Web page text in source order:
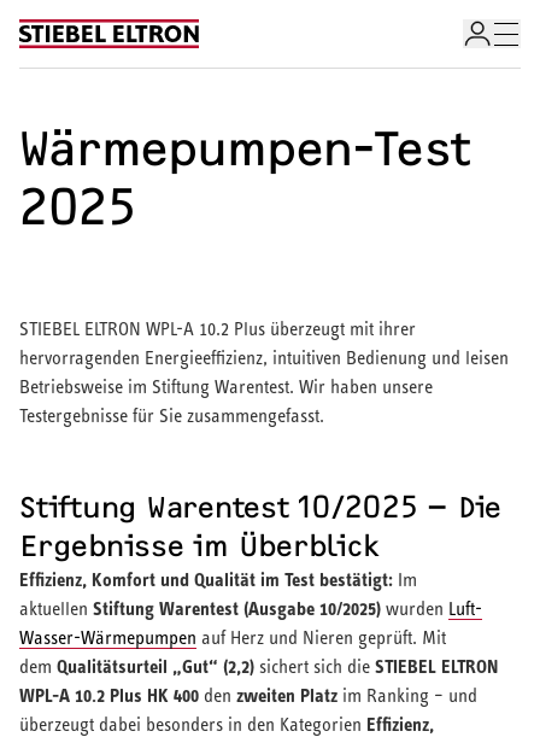
Wärmepumpe im Überblick
Wärmepumpe-Arten
Wärmepumpe für Ihr Zuhause
Kosten & Förderung
Erfahrungsberichte
Wärmepumpen-Test
2025
STIEBEL ELTRON WPL-A 10.2 Plus überzeugt mit ihrer
hervorragenden Energieeffizienz, intuitiven Bedienung und leisen
Betriebsweise im Stiftung Warentest. Wir haben unsere
Testergebnisse für Sie zusammengefasst.
Stiftung Warentest 10/2025 – Die
Ergebnisse im Überblick
Effizienz, Komfort und Qualität im Test bestätigt: Im
aktuellen Stiftung Warentest (Ausgabe 10/2025) wurden Luft-
Wasser-Wärmepumpen auf Herz und Nieren geprüft. Mit
dem Qualitätsurteil „Gut“ (2,2) sichert sich die STIEBEL ELTRON
WPL-A 10.2 Plus HK 400 den zweiten Platz im Ranking – und
überzeugt dabei besonders in den Kategorien Effizienz,